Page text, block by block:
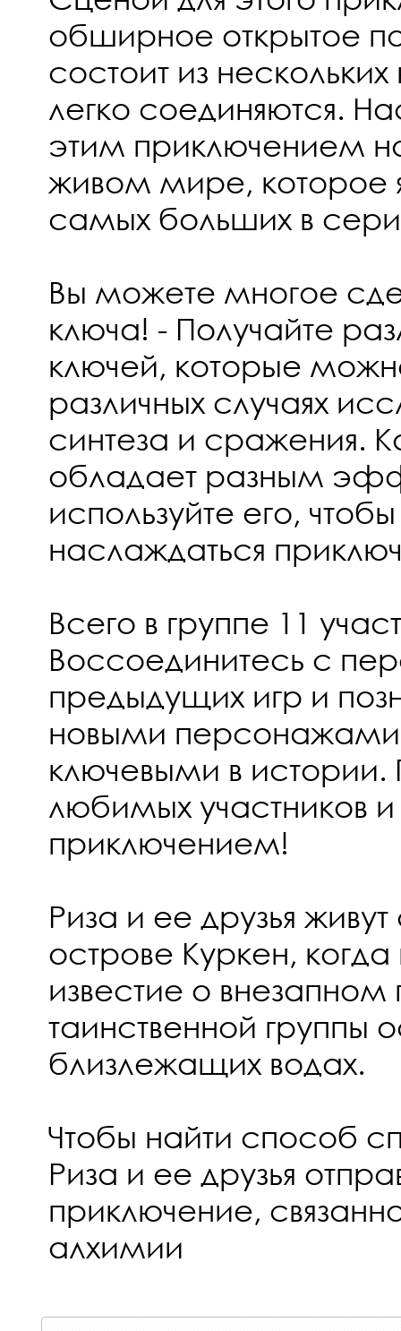
обширное открытое
состоит из
легко соединяются.
этим приключением
живом мире, которое
самых больших в
Вы можете многое
ключа! - Получайте
ключей, которые
различных случаях
синтеза и сражения.
обладает разным
используйте его,
наслаждаться
Всего в группе 11
Воссоединитесь с
предыдущих игр и
новыми персонажами,
ключевыми в
любимых участников
приключением!
Риза и ее друзья
острове Куркен, когда
известие о внезапном
таинственной группы
близлежащих водах.
Чтобы найти способ
Риза и ее друзья
приключение,
алхимии